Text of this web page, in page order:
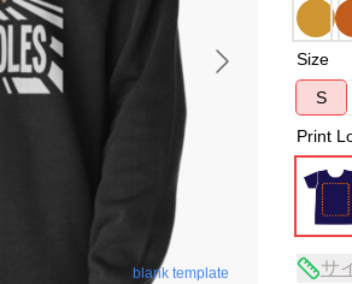
blank template
Size
S
Print
サ